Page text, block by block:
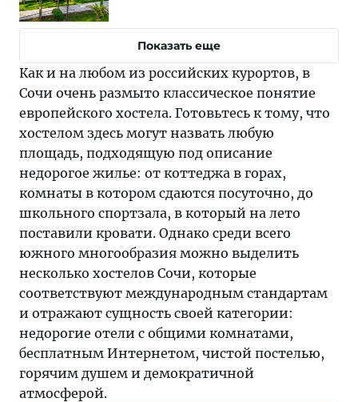
Показать еще
Как и на любом из российских курортов, в
Сочи очень размыто классическое понятие
европейского хостела. Готовьтесь к тому, что
хостелом здесь могут назвать любую
площадь, подходящую под описание
недорогое жилье: от коттеджа в горах,
комнаты в котором сдаются посуточно, до
школьного спортзала, в который на лето
поставили кровати. Однако среди всего
южного многообразия можно выделить
несколько хостелов Сочи, которые
соответствуют международным стандартам
и отражают сущность своей категории:
недорогие отели с общими комнатами,
бесплатным Интернетом, чистой постелью,
горячим душем и демократичной
атмосферой.